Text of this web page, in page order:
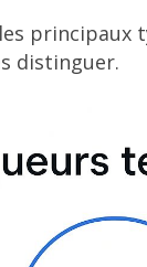
distinguer.